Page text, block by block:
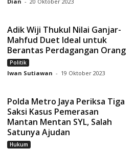
Adik Wiji Thukul Nilai Ganjar-
Mahfud Duet Ideal untuk
Berantas Perdagangan Orang
Politik
Iwan Sutiawan - 19 Oktober 2023
Polda Metro Jaya Periksa Tiga
Saksi Kasus Pemerasan
Mantan Mentan SYL, Salah
Satunya Ajudan
Hukum